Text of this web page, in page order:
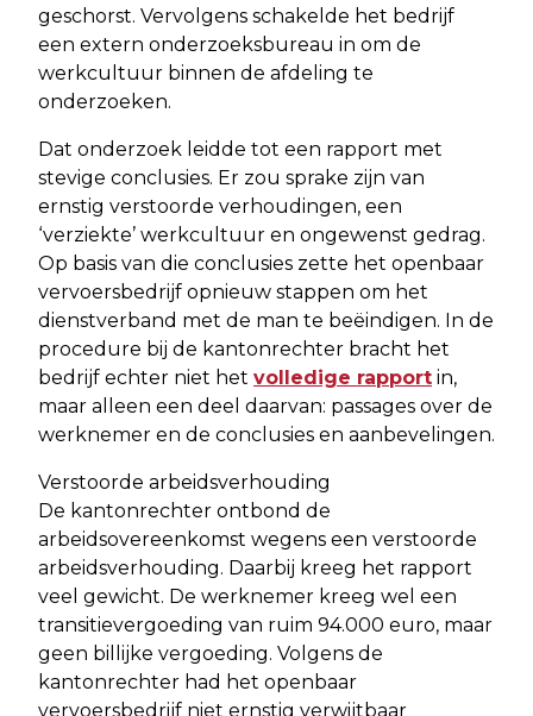
geschorst. Vervolgens schakelde het bedrijf
een extern onderzoeksbureau in om de
werkcultuur binnen de afdeling te
onderzoeken.
Dat onderzoek leidde tot een rapport met
stevige conclusies. Er zou sprake zijn van
ernstig verstoorde verhoudingen, een
‘verziekte’ werkcultuur en ongewenst gedrag.
Op basis van die conclusies zette het openbaar
vervoersbedrijf opnieuw stappen om het
dienstverband met de man te beëindigen. In de
procedure bij de kantonrechter bracht het
bedrijf echter niet het volledige rapport in,
maar alleen een deel daarvan: passages over de
werknemer en de conclusies en aanbevelingen.
Verstoorde arbeidsverhouding
De kantonrechter ontbond de
arbeidsovereenkomst wegens een verstoorde
arbeidsverhouding. Daarbij kreeg het rapport
veel gewicht. De werknemer kreeg wel een
transitievergoeding van ruim 94.000 euro, maar
geen billijke vergoeding. Volgens de
kantonrechter had het openbaar
vervoersbedrijf niet ernstig verwijtbaar